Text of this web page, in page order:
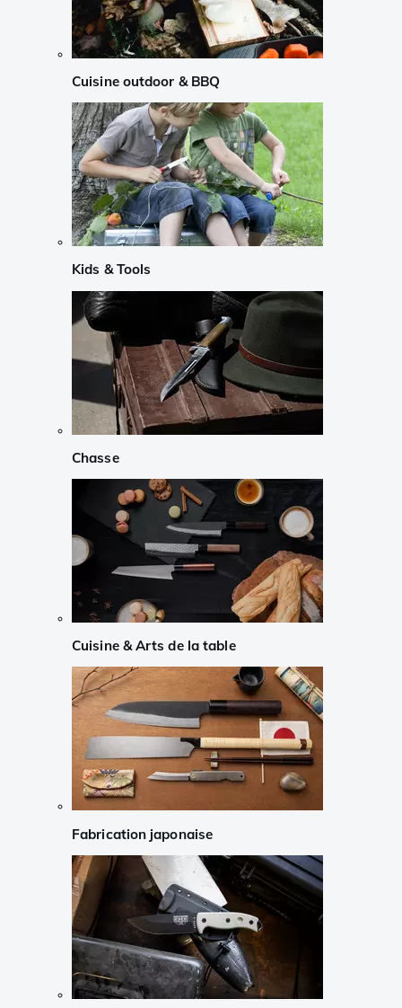
Cuisine outdoor & BBQ
Kids & Tools
Chasse
Cuisine & Arts de la table
Fabrication japonaise